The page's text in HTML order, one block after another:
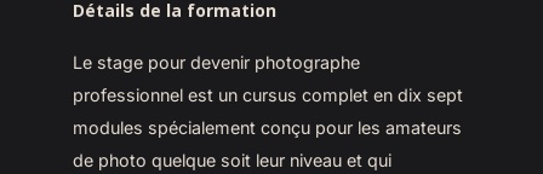
Détails de la formation
Le stage pour devenir photographe
professionnel est un cursus complet en dix sept
modules spécialement conçu pour les amateurs
de photo quelque soit leur niveau et qui